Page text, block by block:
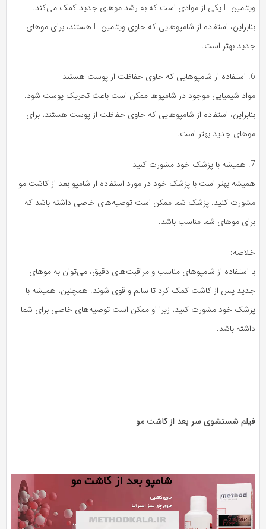
ویتامین E یکی از موادی است که به رشد موهای جدید کمک می‌کند.
بنابراین، استفاده از شامپوهایی که حاوی ویتامین E هستند، برای موهای
جدید بهتر است.
6. استفاده از شامپوهایی که حاوی حفاظت از پوست هستند
مواد شیمیایی موجود در شامپوها ممکن است باعث تحریک پوست شود.
بنابراین، استفاده از شامپوهایی که حاوی حفاظت از پوست هستند، برای
موهای جدید بهتر است.
7. همیشه با پزشک خود مشورت کنید
همیشه بهتر است با پزشک خود در مورد استفاده از شامپو بعد از کاشت مو
مشورت کنید. پزشک شما ممکن است توصیه‌های خاصی داشته باشد که
برای موهای شما مناسب باشد.
خلاصه:
با استفاده از شامپوهای مناسب و مراقبت‌های دقیق، می‌توان به موهای
جدید پس از کاشت کمک کرد تا سالم و قوی شوند. همچنین، همیشه با
پزشک خود مشورت کنید، زیرا او ممکن است توصیه‌های خاصی برای شما
داشته باشد.
فیلم شستشوی سر بعد از کاشت مو
ویدیو